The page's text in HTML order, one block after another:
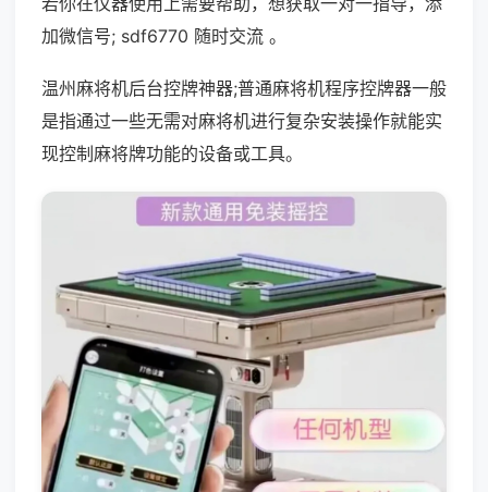
加微信号; sdf6770 随时交流 。
温州麻将机后台控牌神器;普通麻将机程序控牌器一般
是指通过一些无需对麻将机进行复杂安装操作就能实
现控制麻将牌功能的设备或工具。